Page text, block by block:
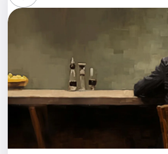
Стендап
Экскурсии
Спорт
События